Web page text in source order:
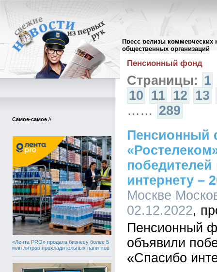
Пресс релизы коммерческих
общественных организаций
Самое-самое //
«Лента PRO» продала бизнесу более 5
млн литров прохладительных напитков
Архив пресс-релизов//
Пенсионный фонд
Страницы: 1
10 11 12 13
…… 289
Пенсионный
интернету –
Москве
02.12.2022
Пенсионный
объявили
«Спасибо